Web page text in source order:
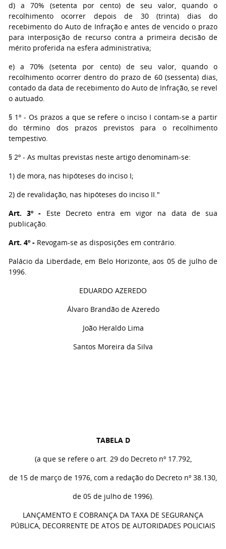
d) a 70% (setenta por cento) de seu valor, quando o
recolhimento ocorrer depois de 30 (trinta) dias do
recebimento do Auto de Infração e antes de vencido o prazo
para interposição de recurso contra a primeira decisão de
mérito proferida na esfera administrativa;
e) a 70% (setenta por cento) de seu valor, quando o
recolhimento ocorrer dentro do prazo de 60 (sessenta) dias,
contado da data de recebimento do Auto de Infração, se revel
o autuado.
§ 1º - Os prazos a que se refere o inciso I contam-se a partir
do término dos prazos previstos para o recolhimento
tempestivo.
§ 2º - As multas previstas neste artigo denominam-se:
1) de mora, nas hipóteses do inciso I;
2) de revalidação, nas hipóteses do inciso II."
Art. 3º - Este Decreto entra em vigor na data de sua
publicação.
Art. 4º - Revogam-se as disposições em contrário.
Palácio da Liberdade, em Belo Horizonte, aos 05 de julho de
1996.
EDUARDO AZEREDO
Álvaro Brandão de Azeredo
João Heraldo Lima
Santos Moreira da Silva
TABELA D
(a que se refere o art. 29 do Decreto nº 17.792,
de 15 de março de 1976, com a redação do Decreto nº 38.130,
de 05 de julho de 1996).
LANÇAMENTO E COBRANÇA DA TAXA DE SEGURANÇA
PÚBLICA, DECORRENTE DE ATOS DE AUTORIDADES POLICIAIS